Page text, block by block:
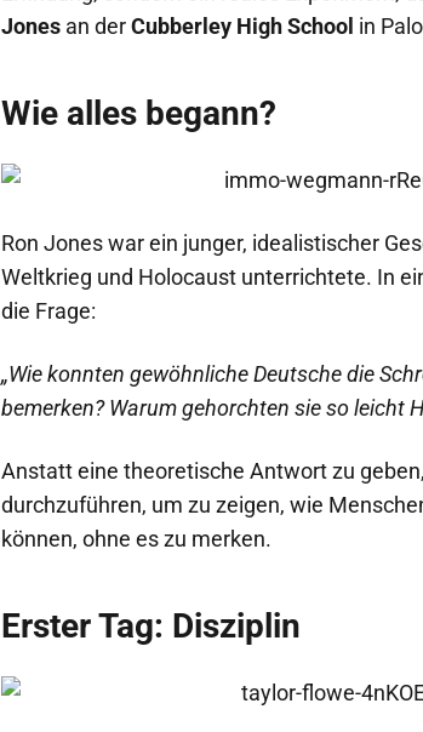
Jones an derCubberley High School in
Wie alles begann?
Ron Jones war ein junger, idealistischer
Weltkrieg und Holocaust unterrichtete. In
die Frage:
„Wie konnten gewöhnliche Deutsche die
bemerken? Warum gehorchten sie so leicht
Anstatt eine theoretische Antwort zu
durchzuführen, um zu zeigen, wie
können, ohne es zu merken.
Erster Tag: Disziplin